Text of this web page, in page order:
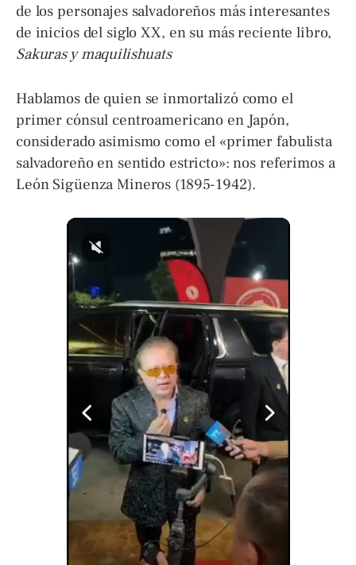
de los personajes salvadoreños más interesantes
de inicios del siglo XX, en su más reciente libro,
Sakuras y maquilishuats
Hablamos de quien se inmortalizó como el
primer cónsul centroamericano en Japón,
considerado asimismo como el «primer fabulista
salvadoreño en sentido estricto»: nos referimos a
León Sigüenza Mineros (1895-1942).